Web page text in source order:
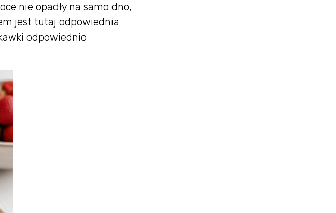
nie opadły na samo dno,
jest tutaj odpowiednia
odpowiednio